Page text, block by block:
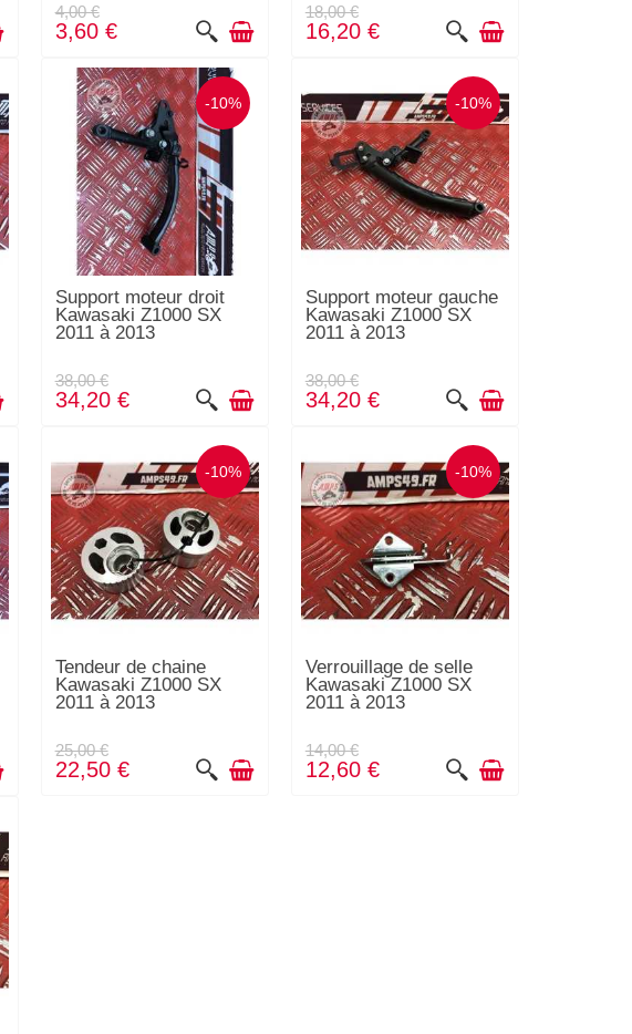
4,00 €
3,60 €
18,00 €
16,20 €
-10%
Support moteur droit
Kawasaki Z1000 SX
2011 à 2013
38,00 €
34,20 €
-10%
Support moteur gauche
Kawasaki Z1000 SX
2011 à 2013
38,00 €
34,20 €
-10%
Tendeur de chaine
Kawasaki Z1000 SX
2011 à 2013
25,00 €
22,50 €
-10%
Verrouillage de selle
Kawasaki Z1000 SX
2011 à 2013
14,00 €
12,60 €